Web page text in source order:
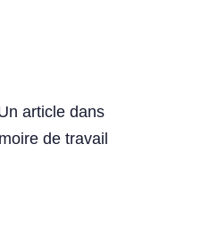
article dans
de travail